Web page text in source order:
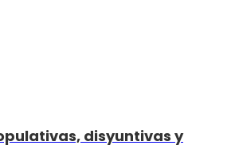
disyuntivas y